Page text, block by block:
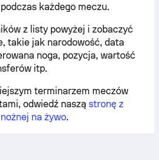
każdego meczu.
z listy powyżej i zobaczyć
takie jak narodowość, data
noga, pozycja, wartość
itp.
terminarzem meczów
odwiedź naszą stronę z
na żywo.